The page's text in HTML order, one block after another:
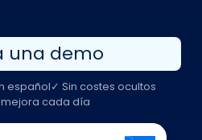
una demo
español✓ Sin costes ocultos
mejora cada día